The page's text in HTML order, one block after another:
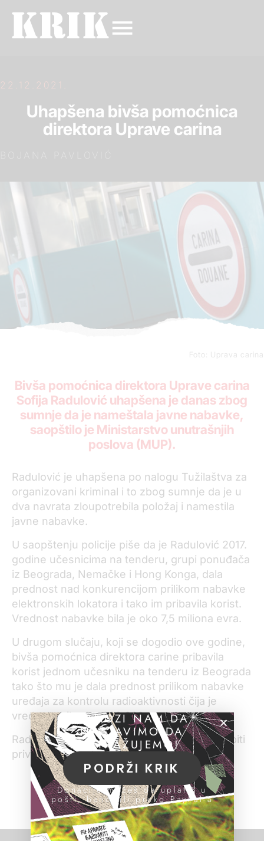
22.12.2021.
Uhapšena bivša pomoćnica
direktora Uprave carina
Foto: Uprava carina
Bivša pomoćnica direktora Uprave carina
Sofija Radulović uhapšena je danas zbog
sumnje da je nameštala javne nabavke,
saopštilo je Ministarstvo unutrašnjih
poslova (MUP).
Radulović je uhapšena po nalogu Tužilaštva za
organizovani kriminal i to zbog sumnje da je u
dva navrata zloupotrebila položaj i namestila
javne nabavke.
U saopštenju policije piše da je Radulović 2017.
godine učesnicima na tenderu, grupi ponuđača
iz Beograda, Nemačke i Hong Konga, dala
prednost nad konkurencijom prilikom nabavke
elektronskih lokatora i tako im pribavila korist.
Vrednost nabavke bila je oko 7,5 miliona evra.
U drugom slučaju, koji se dogodio ove godine,
bivša pomoćnica direktora carine pribavila
korist jednom učesniku na tenderu iz Beograda
tako što mu je dala prednost prilikom nabavke
uređaja za kontrolu radioaktivnosti čija je
vrednost bila oko 600.000 evra.
Radulović je zadržana u policiji, a potom će biti
privedena na saslušanje u tužilaštvo.
POMOZI NAM DA
NASTAVIMO DA
ISTRAŽUJEMO!
PODRŽI KRIK
Donacije možeš da uplatiš u
pošti, banci ili preko PayPal-a